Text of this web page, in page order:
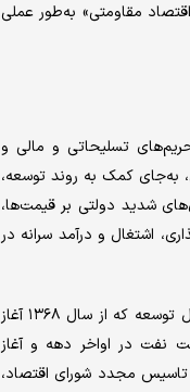
مقاومتی» به‌طور عملی
تحریم‌های تسلیحاتی و مالی و
به‌جای کمک به روند توسعه،
شدید دولتی بر قیمت‌ها،
اشتغال و درآمد سرانه در
با پایان جنگ در سال ۱۳۶۷ و درگذشت معمار انقلاب، دوران بازنگری در سیاست‌های موجود آغاز شد. برنامه اول توسعه که از سال ۱۳۶۸ آغاز
نفت در اواخر دهه و آغاز
تاسیس مجدد شورای اقتصاد،